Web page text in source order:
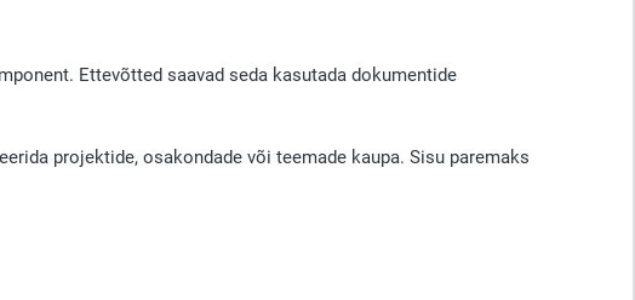
Ettevõtted saavad seda kasutada dokumentide
projektide, osakondade või teemade kaupa. Sisu paremaks